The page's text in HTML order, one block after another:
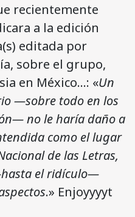
recientemente
a la edición
editada por
sobre el grupo,
en México…: «Un
—sobre todo en los
no le haría daño a
como el lugar
de las Letras,
el ridículo—
.» Enjoyyyyt